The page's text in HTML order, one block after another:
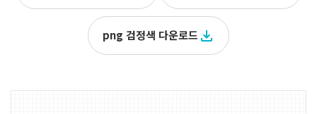
png 검정색 다운로드 file_download